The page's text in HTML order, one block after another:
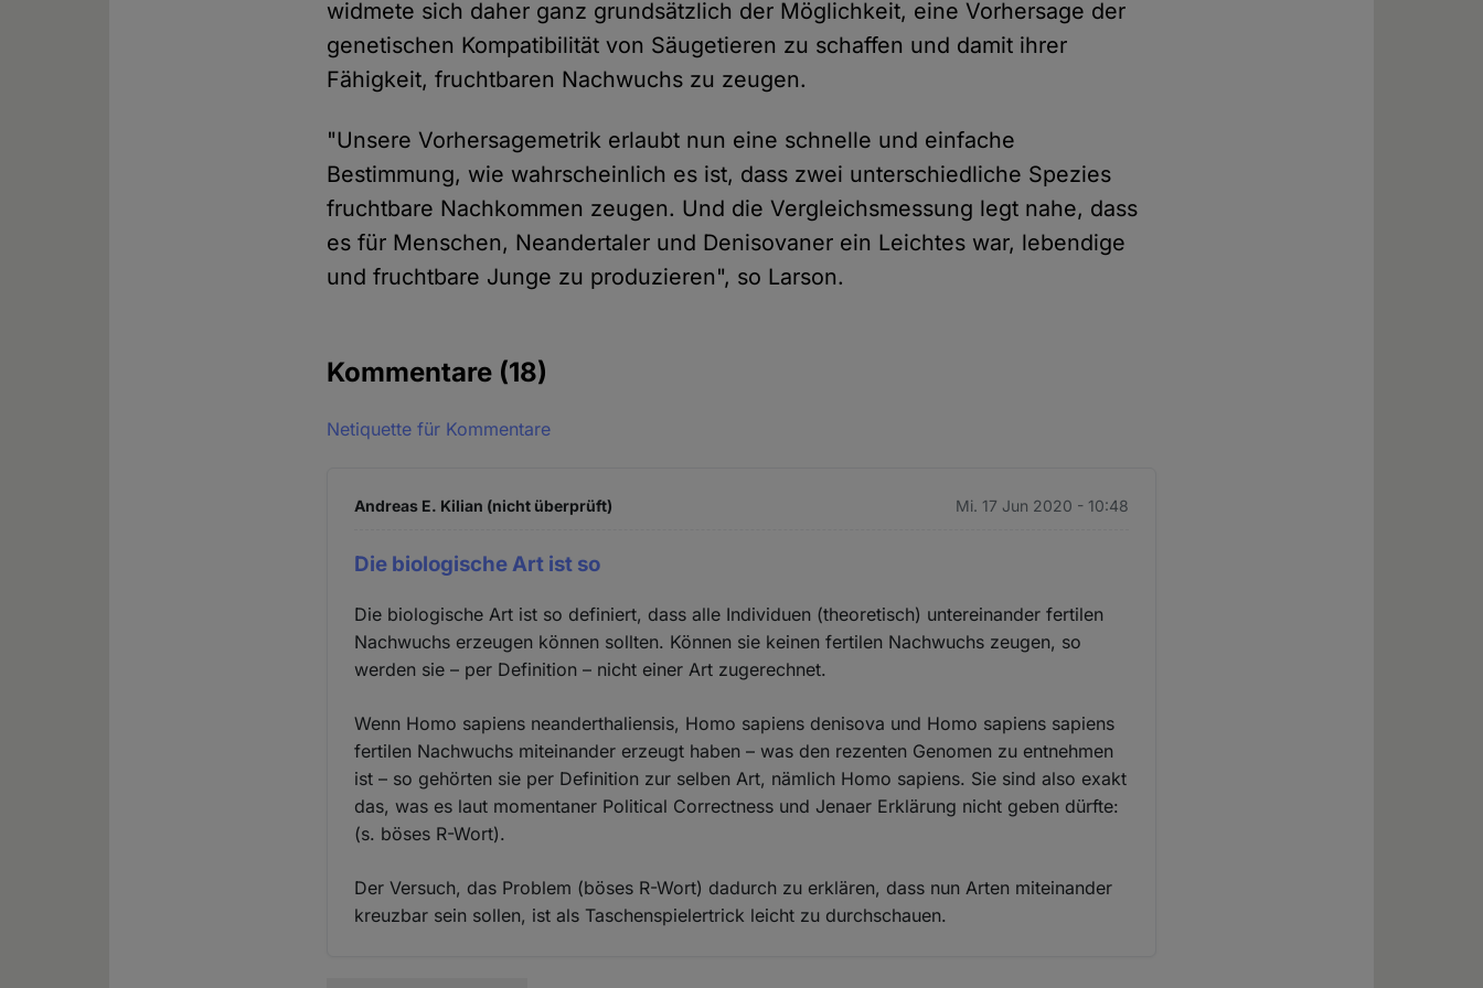
widmete sich daher ganz grundsätzlich der Möglichkeit, eine Vorhersage der
genetischen Kompatibilität von Säugetieren zu schaffen und damit ihrer
Fähigkeit, fruchtbaren Nachwuchs zu zeugen.
"Unsere Vorhersagemetrik erlaubt nun eine schnelle und einfache
Bestimmung, wie wahrscheinlich es ist, dass zwei unterschiedliche Spezies
fruchtbare Nachkommen zeugen. Und die Vergleichsmessung legt nahe, dass
es für Menschen, Neandertaler und Denisovaner ein Leichtes war, lebendige
und fruchtbare Junge zu produzieren", so Larson.
Kommentare (18)
Netiquette für Kommentare
Andreas E. Kilian (nicht überprüft) Mi. 17 Jun 2020 - 10:48
Die biologische Art ist so
Die biologische Art ist so definiert, dass alle Individuen (theoretisch) untereinander fertilen
Nachwuchs erzeugen können sollten. Können sie keinen fertilen Nachwuchs zeugen, so
werden sie – per Definition – nicht einer Art zugerechnet.
Wenn Homo sapiens neanderthaliensis, Homo sapiens denisova und Homo sapiens sapiens
fertilen Nachwuchs miteinander erzeugt haben – was den rezenten Genomen zu entnehmen
ist – so gehörten sie per Definition zur selben Art, nämlich Homo sapiens. Sie sind also exakt
das, was es laut momentaner Political Correctness und Jenaer Erklärung nicht geben dürfte:
(s. böses R-Wort).
Der Versuch, das Problem (böses R-Wort) dadurch zu erklären, dass nun Arten miteinander
kreuzbar sein sollen, ist als Taschenspielertrick leicht zu durchschauen.